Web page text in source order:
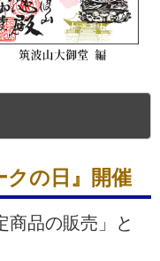
クの日』開催
商品の販売」と